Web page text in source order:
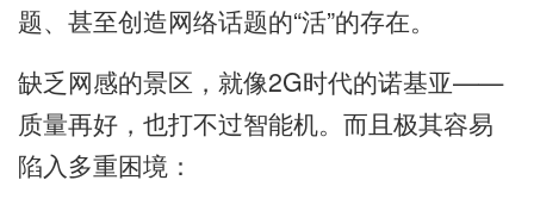
题、甚至创造网络话题的“活”的存在。
缺乏网感的景区，就像2G时代的诺基亚——
质量再好，也打不过智能机。而且极其容易
陷入多重困境：